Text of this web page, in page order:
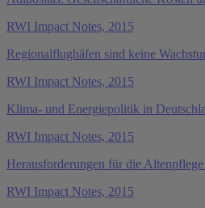
RWI Impact Notes, 2015
Regionalflughäfen sind keine
RWI Impact Notes, 2015
Klima- und Energiepolitik in
RWI Impact Notes, 2015
Herausforderungen für die
RWI Impact Notes, 2015